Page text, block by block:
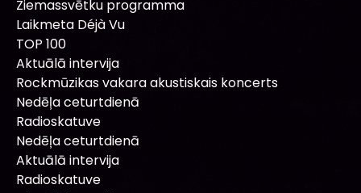
Ziemassvētku programma
Laikmeta Déjà Vu
TOP 100
Aktuālā intervija
Rockmūzikas vakara akustiskais koncerts
Nedēļa ceturtdienā
Radioskatuve
Nedēļa ceturtdienā
Aktuālā intervija
Radioskatuve